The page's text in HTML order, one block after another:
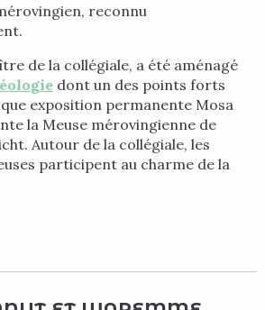
reconnu
de la collégiale, a été aménagé
dont un des points forts
exposition permanente Mosa
la Meuse mérovingienne de
Autour de la collégiale, les
participent au charme de la